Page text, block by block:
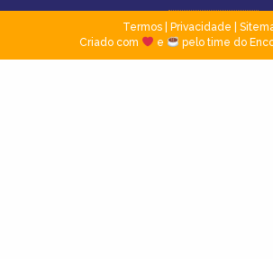
Termos| Privacidade
Criado com
e pelo time do